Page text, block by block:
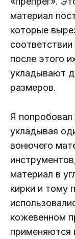
материал
которые
после этого
укладывают
размеров.
Я
укладывая
вонючего
материал в
кирки и тому
кожевенном
применяются